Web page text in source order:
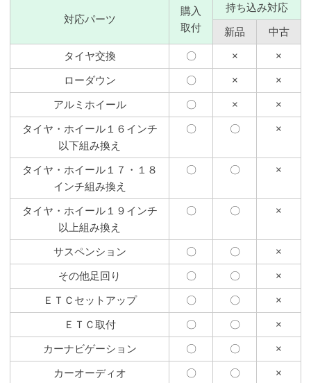
対応パーツ
購入
取付
持ち込み対応
新品 中古
タイヤ交換 〇 × ×
ローダウン 〇 × ×
アルミホイール 〇 × ×
タイヤ・ホイール１６インチ
以下組み換え
〇 〇 ×
タイヤ・ホイール１７・１８
インチ組み換え
〇 〇 ×
タイヤ・ホイール１９インチ
以上組み換え
〇 〇 ×
サスペンション 〇 〇 ×
その他足回り 〇 〇 ×
ＥＴＣセットアップ 〇 〇 ×
ＥＴＣ取付 〇 〇 ×
カーナビゲーション 〇 〇 ×
カーオーディオ 〇 〇 ×